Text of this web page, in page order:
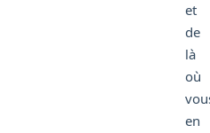
et
de
là
où
en